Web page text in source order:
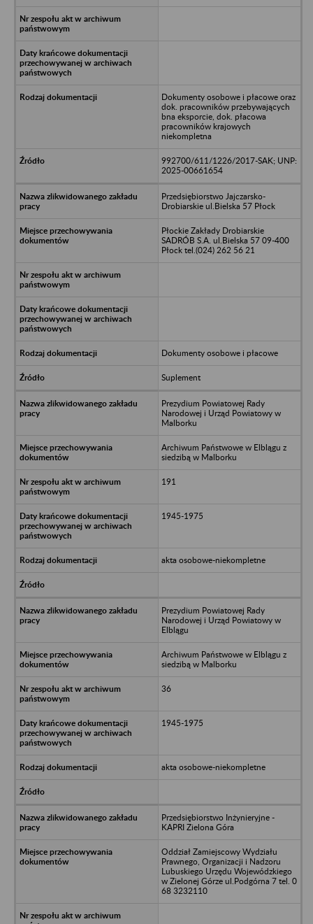
Dokumenty osobowe i płacowe oraz
dok. pracowników przebywających
bna eksporcie, dok. płacowa
pracowników krajowych
niekompletna
992700/611/1226/2017-SAK; UNP:
2025-00661654
Przedsiębiorstwo Jajczarsko-
Drobiarskie ul.Bielska 57 Płock
Płockie Zakłady Drobiarskie
SADRÓB S.A. ul.Bielska 57 09-400
Płock tel.(024) 262 56 21
Dokumenty osobowe i płacowe
Suplement
Prezydium Powiatowej Rady
Narodowej i Urząd Powiatowy w
Malborku
Archiwum Państwowe w Elblągu z
siedzibą w Malborku
191
1945-1975
akta osobowe-niekompletne
Prezydium Powiatowej Rady
Narodowej i Urząd Powiatowy w
Elblągu
Archiwum Państwowe w Elblągu z
siedzibą w Malborku
36
1945-1975
akta osobowe-niekompletne
Przedsiębiorstwo Inżynieryjne -
KAPRI Zielona Góra
Oddział Zamiejscowy Wydziału
Prawnego, Organizacji i Nadzoru
Lubuskiego Urzędu Wojewódzkiego
w Zielonej Górze ul.Podgórna 7 tel. 0
68 3232110